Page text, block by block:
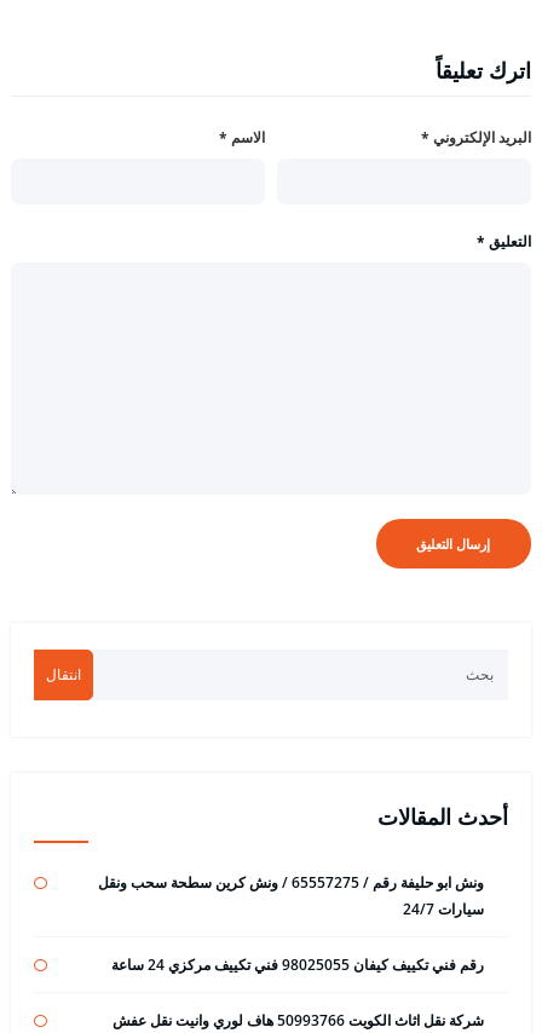
اترك تعليقاً
الاسم * البريد الإلكتروني *
التعليق *
انتقال
أحدث المقالات
ونش ابو حليفة رقم / 65557275 / ونش كرين سطحة سحب ونقل
سيارات 24/7
رقم فني تكييف كيفان 98025055 فني تكييف مركزي 24 ساعة
شركة نقل اثاث الكويت 50993766 هاف لوري وانيت نقل عفش